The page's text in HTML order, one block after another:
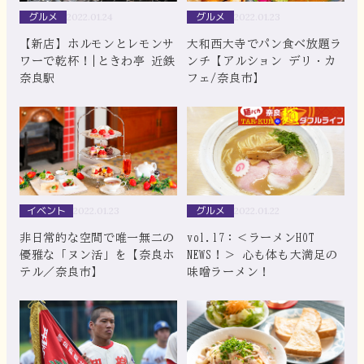
グルメ
【新店】ホルモンとレモンサ
ワーで乾杯！|ときわ亭 近鉄
奈良駅
グルメ
大和西大寺でパン食べ放題ラ
ンチ【アルション デリ・カ
フェ/奈良市】
イベント
非日常的な空間で唯一無二の
優雅な「ヌン活」を【奈良ホ
テル／奈良市】
グルメ
vol.17：＜ラーメンHOT
NEWS！＞ 心も体も大満足の
味噌ラーメン！